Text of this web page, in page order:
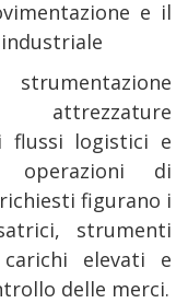
e il
attrezzature
flussi logistici e
operazioni di
figurano i
strumenti
elevati e
delle merci.